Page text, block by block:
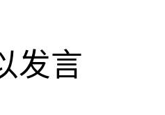
发言